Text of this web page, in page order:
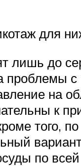
для
лишь до
проблемы
на
к
того,
вариант
по всей